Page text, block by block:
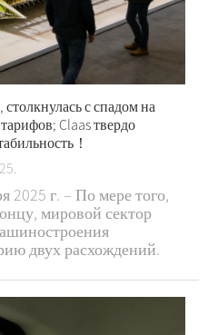
с спадом на
Claas твердо
！
г. – По мере того,
мировой сектор
двух расхождений.
с серьезными
домашнем рынке в США,